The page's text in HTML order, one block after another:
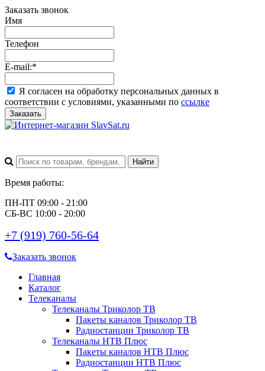
Заказать звонок
Имя
Телефон
E-mail:*
Я согласен на обработку персональных данных в
соответствии с условиями, указанными по ссылке
Заказать
Время работы:
ПН-ПТ 09:00 - 21:00
СБ-ВС 10:00 - 20:00
+7 (919) 760-56-64
Заказать звонок
Главная
Каталог
Телеканалы
Телеканалы Триколор ТВ
Пакеты каналов Триколор ТВ
Радиостанции Триколор ТВ
Телеканалы НТВ Плюс
Пакеты каналов НТВ Плюс
Радиостанции НТВ Плюс